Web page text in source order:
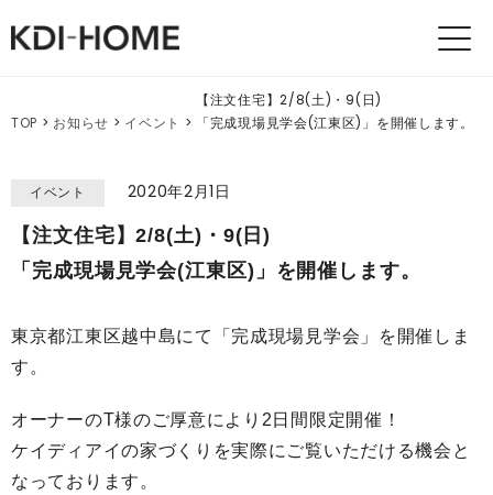
KDI
TOP > お知らせ > イベント >
【注文住宅】2/8(土)・9(日)
「完成現場見学会(江東区)」を開催します。
イベント
2020年2月1日
【注文住宅】2/8(土)・9(日)
「完成現場見学会(江東区)」を開催します。
東京都江東区越中島にて「完成現場見学会」を開催しま
す。
オーナーのT様のご厚意により2日間限定開催！
ケイディアイの家づくりを実際にご覧いただける機会と
なっております。